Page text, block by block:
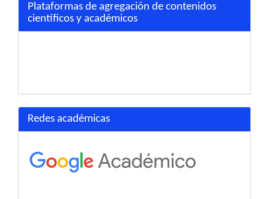
Plataformas de agregación de contenidos
científicos y académicos
Redes académicas